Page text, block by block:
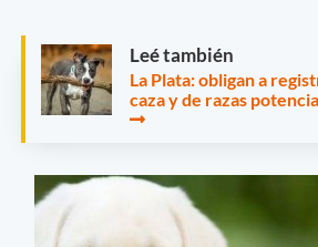
Leé también
La Plata: obligan a
caza y de razas